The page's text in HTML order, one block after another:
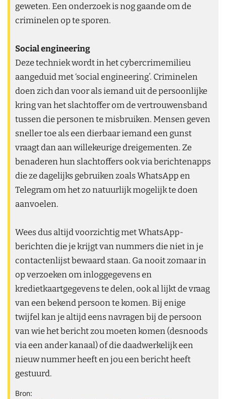
geweten. Een onderzoek is nog gaande om de
criminelen op te sporen.
Social engineering
Deze techniek wordt in het cybercrimemilieu
aangeduid met ‘social engineering’. Criminelen
doen zich dan voor als iemand uit de persoonlijke
kring van het slachtoffer om de vertrouwensband
tussen die personen te misbruiken. Mensen geven
sneller toe als een dierbaar iemand een gunst
vraagt dan aan willekeurige dreigementen. Ze
benaderen hun slachtoffers ook via berichtenapps
die ze dagelijks gebruiken zoals WhatsApp en
Telegram om het zo natuurlijk mogelijk te doen
aanvoelen.
Wees dus altijd voorzichtig met WhatsApp-
berichten die je krijgt van nummers die niet in je
contactenlijst bewaard staan. Ga nooit zomaar in
op verzoeken om inloggegevens en
kredietkaartgegevens te delen, ook al lijkt de vraag
van een bekend persoon te komen. Bij enige
twijfel kan je altijd eens navragen bij de persoon
van wie het bericht zou moeten komen (desnoods
via een ander kanaal) of die daadwerkelijk een
nieuw nummer heeft en jou een bericht heeft
gestuurd.
Bron: